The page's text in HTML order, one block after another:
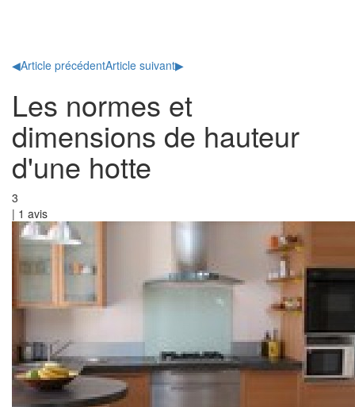
◀Article précédentArticle suivant▶
Les normes et
dimensions de hauteur
d'une hotte
3
| 1 avis